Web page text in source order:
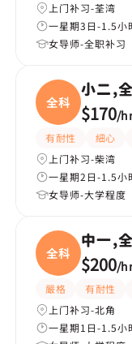
上门补习-荃湾
一星期3日-1.5小
女导师-全职补习
全科
小二,
$170/
有耐性 細心
上门补习-柴湾
一星期2日-1.5小
女导师-大学程度
全科
中一,
$200/
嚴格 有耐性
上门补习-北角
一星期1日-1.5小